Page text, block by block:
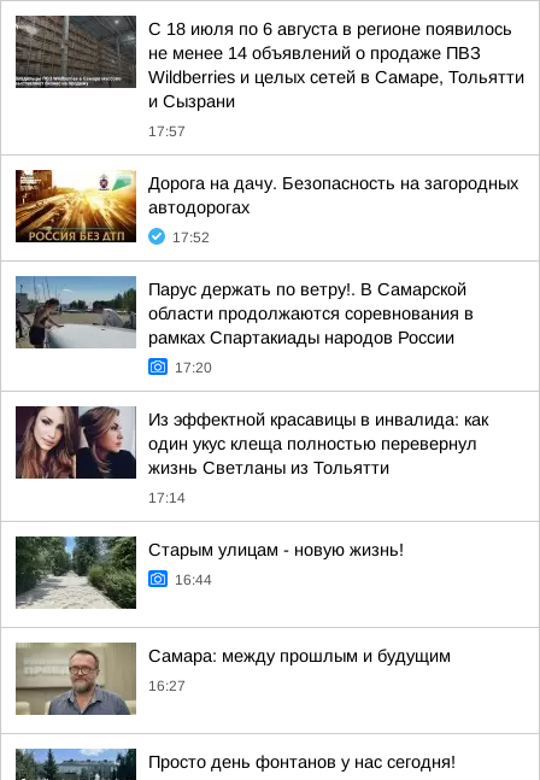
С 18 июля по 6 августа в регионе появилось
не менее 14 объявлений о продаже ПВЗ
Wildberries и целых сетей в Самаре, Тольятти
и Сызрани
17:57
Дорога на дачу. Безопасность на загородных
автодорогах
17:52
Парус держать по ветру!. В Самарской
области продолжаются соревнования в
рамках Спартакиады народов России
17:20
Из эффектной красавицы в инвалида: как
один укус клеща полностью перевернул
жизнь Светланы из Тольятти
17:14
Старым улицам - новую жизнь!
16:44
Самара: между прошлым и будущим
16:27
Просто день фонтанов у нас сегодня!